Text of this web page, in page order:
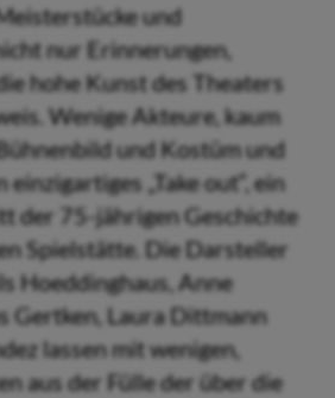
und
nur Erinnerungen,
hohe Kunst des Theaters
Wenige Akteure, kaum
und Kostüm und
„Take out“, ein
der 75-jährigen Geschichte
Spielstätte. Die Darsteller
Hoeddinghaus, Anne
Gertken, Laura Dittmann
lassen mit wenigen,
aus der Fülle der über die